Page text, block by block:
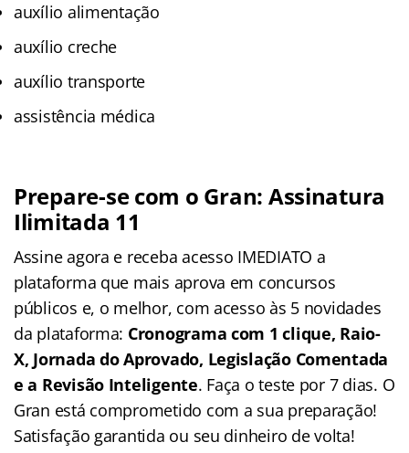
auxílio alimentação
auxílio creche
auxílio transporte
assistência médica
Prepare-se com o Gran: Assinatura
Ilimitada 11
Assine agora e receba acesso IMEDIATO a
plataforma que mais aprova em concursos
públicos e, o melhor, com acesso às 5 novidades
da plataforma: Cronograma com 1 clique, Raio-
X, Jornada do Aprovado, Legislação Comentada
e a Revisão Inteligente. Faça o teste por 7 dias. O
Gran está comprometido com a sua preparação!
Satisfação garantida ou seu dinheiro de volta!